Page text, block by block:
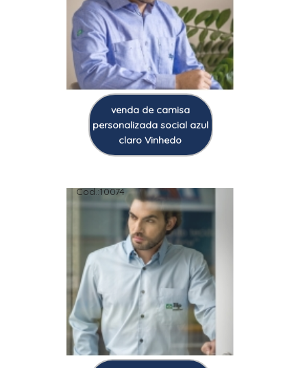
venda de camisa
personalizada social azul
claro Vinhedo
Cod.:10074